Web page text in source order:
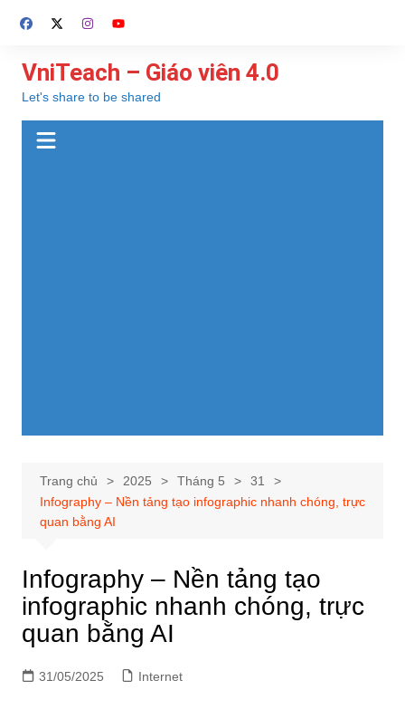
đến
dung
VniTeach – Giáo viên 4.0
Let's share to be shared
Trang chủ 2025 Tháng 5
31
Infography – Nền tảng tạo infographic nhanh chóng, trực
quan bằng AI
Infography – Nền tảng tạo
infographic nhanh chóng, trực
quan bằng AI
31/05/2025 Internet